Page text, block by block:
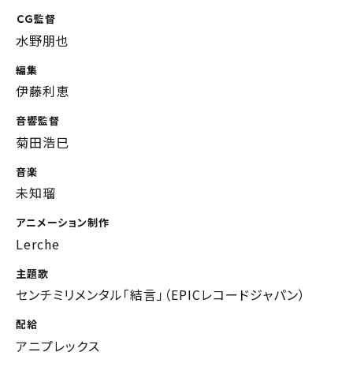
ＣＧ監督
水野朋也
編集
伊藤利恵
音響監督
菊田浩巳
音楽
未知瑠
アニメーション制作
Lerche
主題歌
センチミリメンタル「結言」（EPICレコードジャパン）
配給
アニプレックス